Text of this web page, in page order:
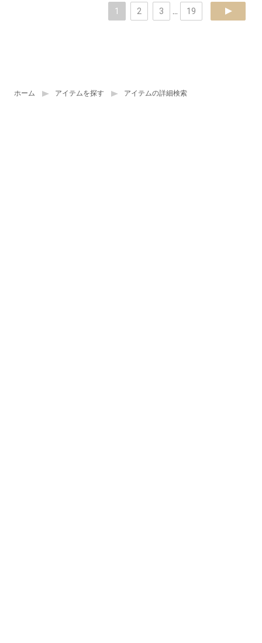
ホーム アイテムを探す アイテムの詳細検索
1 2 3 19 next